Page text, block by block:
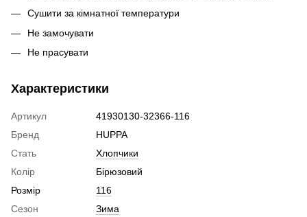
Сушити за кімнатної температури
Не замочувати
Не прасувати
Характеристики
Артикул
41930130-32366-116
Бренд
HUPPA
Стать
Хлопчики
Колір
Бірюзовий
Розмір
116
Сезон
Зима